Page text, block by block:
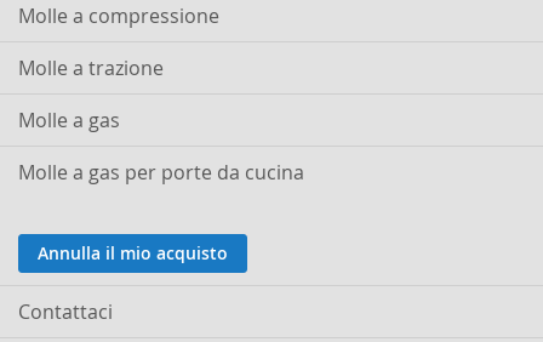
Molle a compressione
Molle a trazione
Molle a gas
Molle a gas per porte da cucina
Annulla il mio acquisto
Contattaci